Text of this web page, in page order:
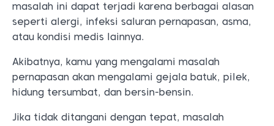
masalah ini dapat terjadi karena berbagai alasan
seperti alergi, infeksi saluran pernapasan, asma,
atau kondisi medis lainnya.
Akibatnya, kamu yang mengalami masalah
pernapasan akan mengalami gejala batuk, pilek,
hidung tersumbat, dan bersin-bensin.
Jika tidak ditangani dengan tepat, masalah